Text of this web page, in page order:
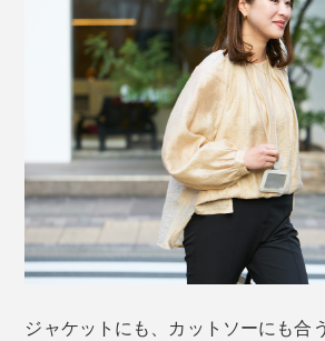
ジャケットにも、カットソーにも合